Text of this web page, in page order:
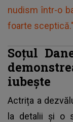
nudism într-o
foarte sceptică."
Soțul
iubește
Actrița a
la detalii și o